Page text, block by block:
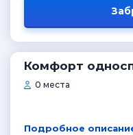
Комфорт
0 места
Подробное